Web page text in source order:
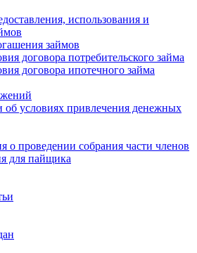
использования и
займов
договора потребительского займа
договора ипотечного займа
об условиях привлечения денежных
о проведении собрания части членов
для пайщика